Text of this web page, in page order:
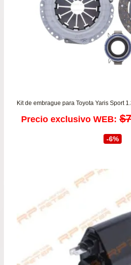
Precio exclusivo WEB: $
-6%